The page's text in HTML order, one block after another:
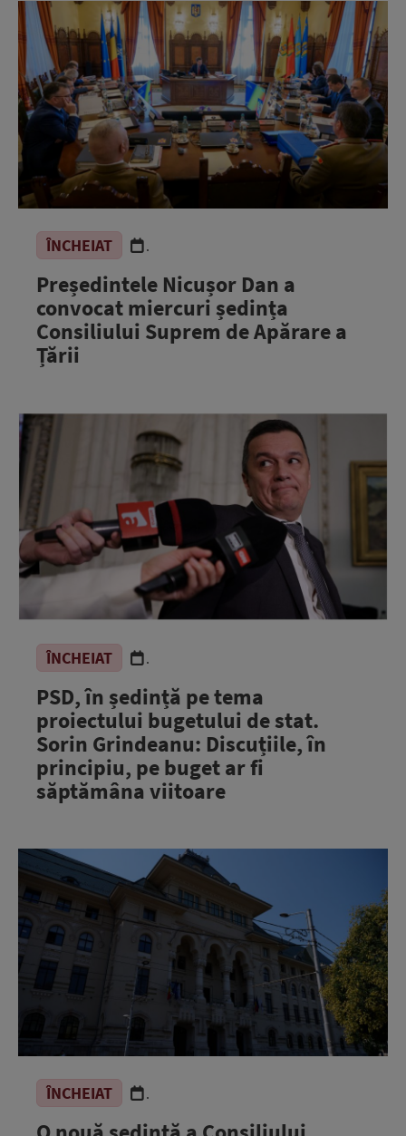
ÎNCHEIAT .
Președintele Nicușor Dan a
convocat miercuri ședința
Consiliului Suprem de Apărare a
Țării
ÎNCHEIAT .
PSD, în ședință pe tema
proiectului bugetului de stat.
Sorin Grindeanu: Discuțiile, în
principiu, pe buget ar fi
săptămâna viitoare
ÎNCHEIAT .